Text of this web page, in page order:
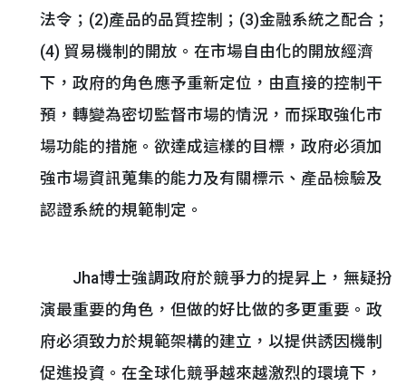
法令；(2)產品的品質控制；(3)金融系統之配合；
(4) 貿易機制的開放。在市場自由化的開放經濟
下，政府的角色應予重新定位，由直接的控制干
預，轉變為密切監督市場的情況，而採取強化市
場功能的措施。欲達成這樣的目標，政府必須加
強市場資訊蒐集的能力及有關標示、產品檢驗及
認證系統的規範制定。
Jha博士強調政府於競爭力的提昇上，無疑扮
演最重要的角色，但做的好比做的多更重要。政
府必須致力於規範架構的建立，以提供誘因機制
促進投資。在全球化競爭越來越激烈的環境下，